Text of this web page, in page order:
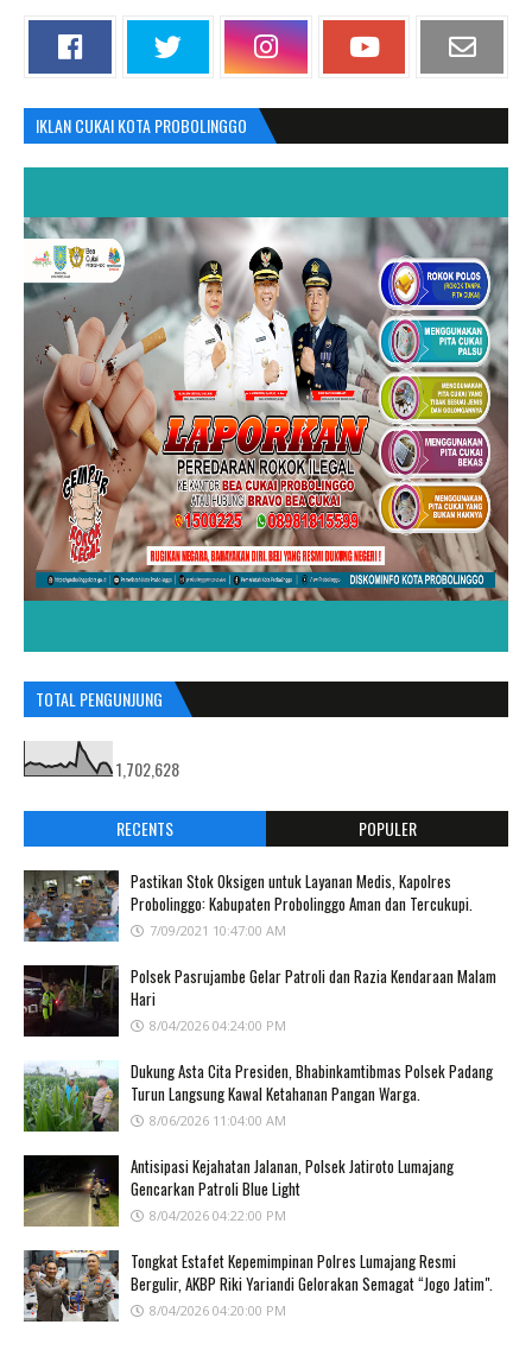
IKLAN CUKAI KOTA PROBOLINGGO
TOTAL PENGUNJUNG
1,702,628
RECENTS POPULER
Pastikan Stok Oksigen untuk Layanan Medis, Kapolres
Probolinggo: Kabupaten Probolinggo Aman dan Tercukupi.
7/09/2021 10:47:00 AM
Polsek Pasrujambe Gelar Patroli dan Razia Kendaraan Malam
Hari
8/04/2026 04:24:00 PM
Dukung Asta Cita Presiden, Bhabinkamtibmas Polsek Padang
Turun Langsung Kawal Ketahanan Pangan Warga.
8/06/2026 11:04:00 AM
Antisipasi Kejahatan Jalanan, Polsek Jatiroto Lumajang
Gencarkan Patroli Blue Light
8/04/2026 04:22:00 PM
Tongkat Estafet Kepemimpinan Polres Lumajang Resmi
Bergulir, AKBP Riki Yariandi Gelorakan Semagat “Jogo Jatim".
8/04/2026 04:20:00 PM